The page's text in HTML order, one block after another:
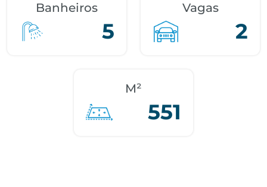
Banheiros
5
Vagas
2
M²
551